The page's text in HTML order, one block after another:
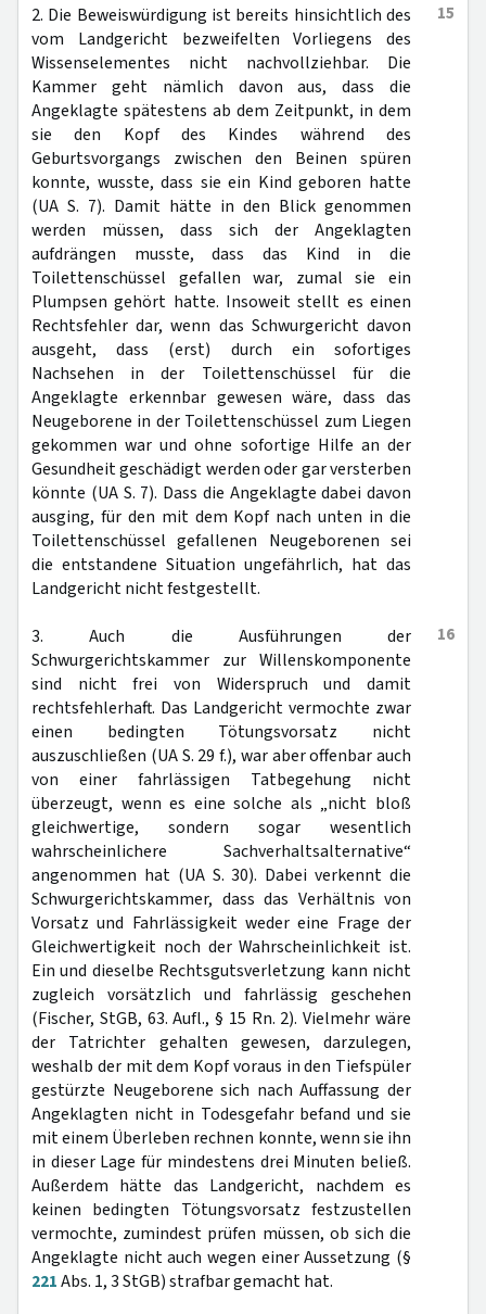
15
2. Die Beweiswürdigung ist bereits hinsichtlich des
vom Landgericht bezweifelten Vorliegens des
Wissenselementes nicht nachvollziehbar. Die
Kammer geht nämlich davon aus, dass die
Angeklagte spätestens ab dem Zeitpunkt, in dem
sie den Kopf des Kindes während des
Geburtsvorgangs zwischen den Beinen spüren
konnte, wusste, dass sie ein Kind geboren hatte
(UA S. 7). Damit hätte in den Blick genommen
werden müssen, dass sich der Angeklagten
aufdrängen musste, dass das Kind in die
Toilettenschüssel gefallen war, zumal sie ein
Plumpsen gehört hatte. Insoweit stellt es einen
Rechtsfehler dar, wenn das Schwurgericht davon
ausgeht, dass (erst) durch ein sofortiges
Nachsehen in der Toilettenschüssel für die
Angeklagte erkennbar gewesen wäre, dass das
Neugeborene in der Toilettenschüssel zum Liegen
gekommen war und ohne sofortige Hilfe an der
Gesundheit geschädigt werden oder gar versterben
könnte (UA S. 7). Dass die Angeklagte dabei davon
ausging, für den mit dem Kopf nach unten in die
Toilettenschüssel gefallenen Neugeborenen sei
die entstandene Situation ungefährlich, hat das
Landgericht nicht festgestellt.
16
3. Auch die Ausführungen der
Schwurgerichtskammer zur Willenskomponente
sind nicht frei von Widerspruch und damit
rechtsfehlerhaft. Das Landgericht vermochte zwar
einen bedingten Tötungsvorsatz nicht
auszuschließen (UA S. 29 f.), war aber offenbar auch
von einer fahrlässigen Tatbegehung nicht
überzeugt, wenn es eine solche als „nicht bloß
gleichwertige, sondern sogar wesentlich
wahrscheinlichere Sachverhaltsalternative“
angenommen hat (UA S. 30). Dabei verkennt die
Schwurgerichtskammer, dass das Verhältnis von
Vorsatz und Fahrlässigkeit weder eine Frage der
Gleichwertigkeit noch der Wahrscheinlichkeit ist.
Ein und dieselbe Rechtsgutsverletzung kann nicht
zugleich vorsätzlich und fahrlässig geschehen
(Fischer, StGB, 63. Aufl., § 15 Rn. 2). Vielmehr wäre
der Tatrichter gehalten gewesen, darzulegen,
weshalb der mit dem Kopf voraus in den Tiefspüler
gestürzte Neugeborene sich nach Auffassung der
Angeklagten nicht in Todesgefahr befand und sie
mit einem Überleben rechnen konnte, wenn sie ihn
in dieser Lage für mindestens drei Minuten beließ.
Außerdem hätte das Landgericht, nachdem es
keinen bedingten Tötungsvorsatz festzustellen
vermochte, zumindest prüfen müssen, ob sich die
Angeklagte nicht auch wegen einer Aussetzung (§
221Abs. 1, 3 StGB) strafbar gemacht hat.